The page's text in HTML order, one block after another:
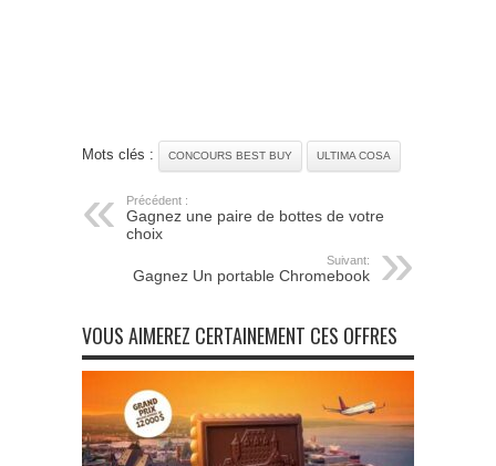
Mots clés : CONCOURS BEST BUY ULTIMA COSA
Précédent :
Gagnez une paire de bottes de votre
choix
Suivant:
Gagnez Un portable Chromebook
VOUS AIMEREZ CERTAINEMENT CES OFFRES